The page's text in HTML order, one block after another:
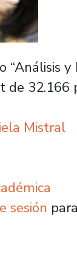
“Análisis
de 32.166
Mistral
U. de
sesión